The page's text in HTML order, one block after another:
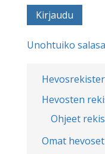
Hevosten
Ohjeet
Omat hevoset
Unohtuiko